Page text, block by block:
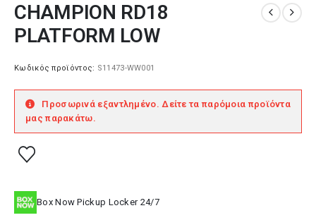
CHAMPION RD18
PLATFORM LOW
Κωδικός προϊόντος: S11473-WW001
Προσωρινά εξαντλημένο. Δείτε τα παρόμοια προϊόντα
μας παρακάτω.
Box Now Pickup Locker 24/7